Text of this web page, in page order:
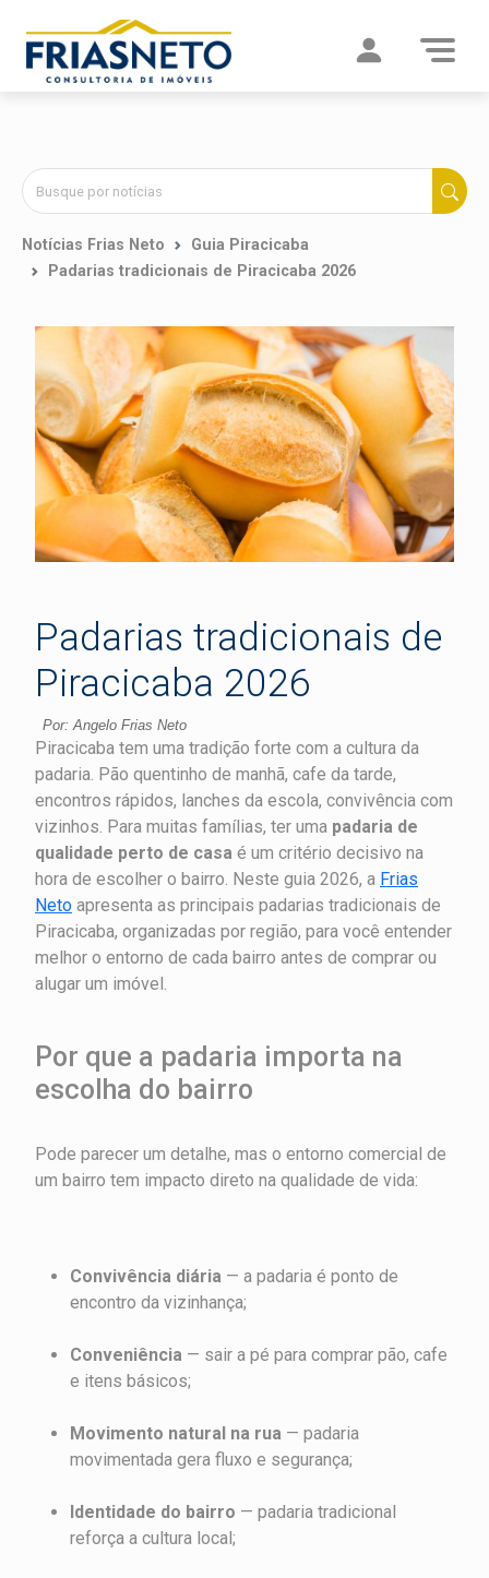
Notícias Frias Neto
Guia Piracicaba
Padarias tradicionais de Piracicaba 2026
Padarias tradicionais de
Piracicaba 2026
Por: Angelo Frias Neto
Piracicaba tem uma tradição forte com a cultura da
padaria. Pão quentinho de manhã, cafe da tarde,
encontros rápidos, lanches da escola, convivência com
vizinhos. Para muitas famílias, ter uma padaria de
qualidade perto de casa é um critério decisivo na
hora de escolher o bairro. Neste guia 2026, a Frias
Neto apresenta as principais padarias tradicionais de
Piracicaba, organizadas por região, para você entender
melhor o entorno de cada bairro antes de comprar ou
alugar um imóvel.
Por que a padaria importa na
escolha do bairro
Pode parecer um detalhe, mas o entorno comercial de
um bairro tem impacto direto na qualidade de vida:
Convivência diária — a padaria é ponto de
encontro da vizinhança;
Conveniência — sair a pé para comprar pão, cafe
e itens básicos;
Movimento natural na rua — padaria
movimentada gera fluxo e segurança;
Identidade do bairro — padaria tradicional
reforça a cultura local;